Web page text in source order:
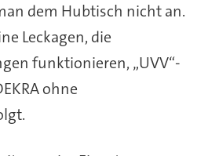
dem Hubtisch nicht an.
Leckagen, die
funktionieren, „UVV“-
ohne